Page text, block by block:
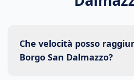
Che velocità posso
Borgo San Dalmazzo?